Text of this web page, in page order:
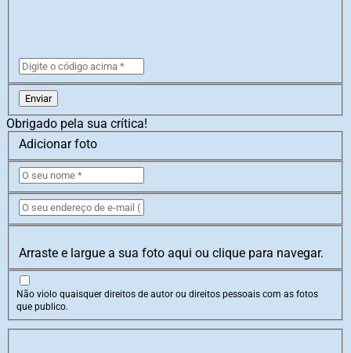
Enviar
Obrigado pela sua crítica!
Adicionar foto
Arraste e largue a sua foto aqui ou clique para navegar.
Não violo quaisquer direitos de autor ou direitos pessoais com as fotos
que publico.